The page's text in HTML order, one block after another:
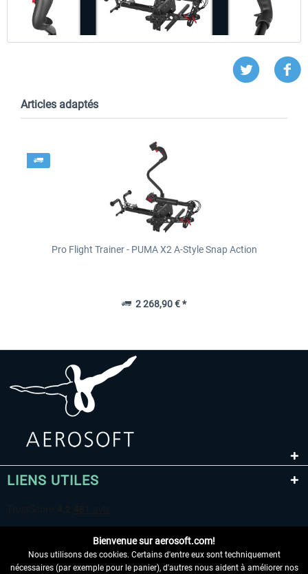
Articles adaptés
Pro Flight Trainer - PUMA X2 A-Style Snap Action
2 268,90 € *
LIENS UTILES
Bienvenue sur aerosoft.com!
Nous utilisons des cookies. Certains d'entre eux sont techniquement
nécessaires (par exemple pour le panier), d'autres nous aident à améliorer nos